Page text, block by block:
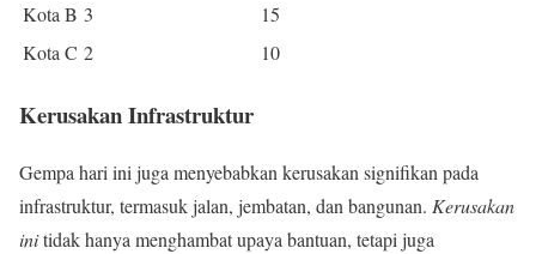
Kota B 3
15
Kota C 2 10
Kerusakan Infrastruktur
Gempa hari ini juga menyebabkan kerusakan signifikan pada
infrastruktur, termasuk jalan, jembatan, dan bangunan. Kerusakan
initidak hanya menghambat upaya bantuan, tetapi juga